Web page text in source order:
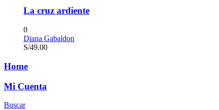
La cruz ardiente
0
Diana Gabaldon
S/49.00
Home
Mi Cuenta
Buscar